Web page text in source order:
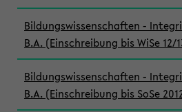
Bildungswissenschaften -
B.A. (Einschreibung bis WiSe 12/
Bildungswissenschaften -
B.A. (Einschreibung bis SoSe